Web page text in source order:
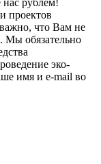
проектов
что Вам не
Мы обязательно
эко-
имя и e-mail во